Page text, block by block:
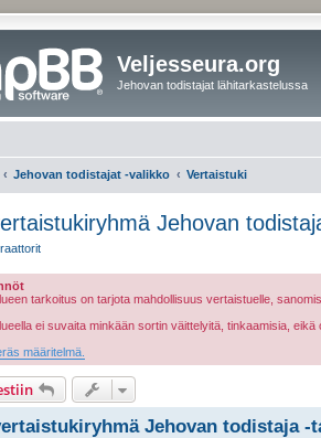
Veljesseura.org
Jehovan todistajat lähitarkastelussa
Jehovan todistajat -valikko Vertaistuki
Jehovan
tarkoitus on tarjota mahdollisuus vertaistuelle,
ei suvaita minkään sortin väittelyitä, tinkaamisia,
määritelmä.
Jehovan todistaja